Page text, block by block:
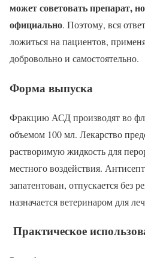
может советовать препарат,
официально. Поэтому, вся
ложиться на пациентов,
добровольно и самостоятельно.
Форма выпуска
Фракцию АСД производят во
объемом 100 мл. Лекарство
растворимую жидкость для
местного воздействия.
запатентован, отпускается без
назначается ветеринаром для
Практическое